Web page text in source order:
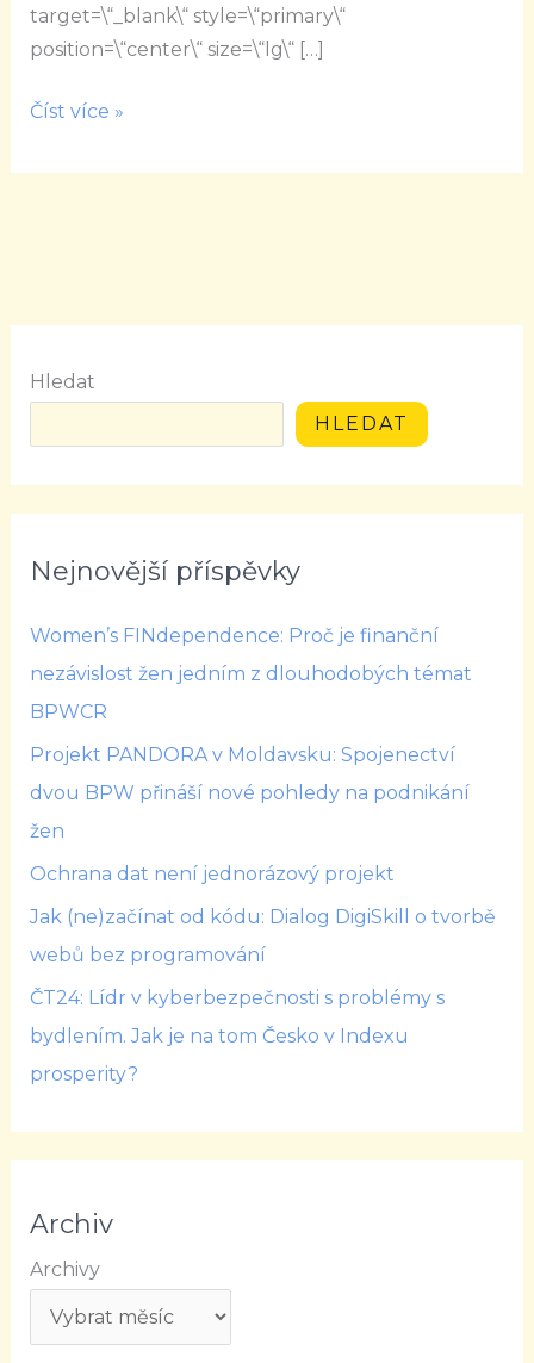
target=\“_blank\“ style=\“primary\“
position=\“center\“ size=\“lg\“ […]
Číst více »
Hledat
HLEDAT
Nejnovější příspěvky
Women’s FINdependence: Proč je finanční
nezávislost žen jedním z dlouhodobých témat
BPWCR
Projekt PANDORA v Moldavsku: Spojenectví
dvou BPW přináší nové pohledy na podnikání
žen
Ochrana dat není jednorázový projekt
Jak (ne)začínat od kódu: Dialog DigiSkill o tvorbě
webů bez programování
ČT24: Lídr v kyberbezpečnosti s problémy s
bydlením. Jak je na tom Česko v Indexu
prosperity?
Archiv
Archivy